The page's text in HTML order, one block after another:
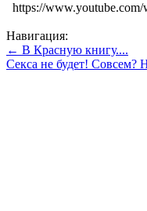
https://
Навигация:
← В Красную книгу....
Секса не будет! Совсем?